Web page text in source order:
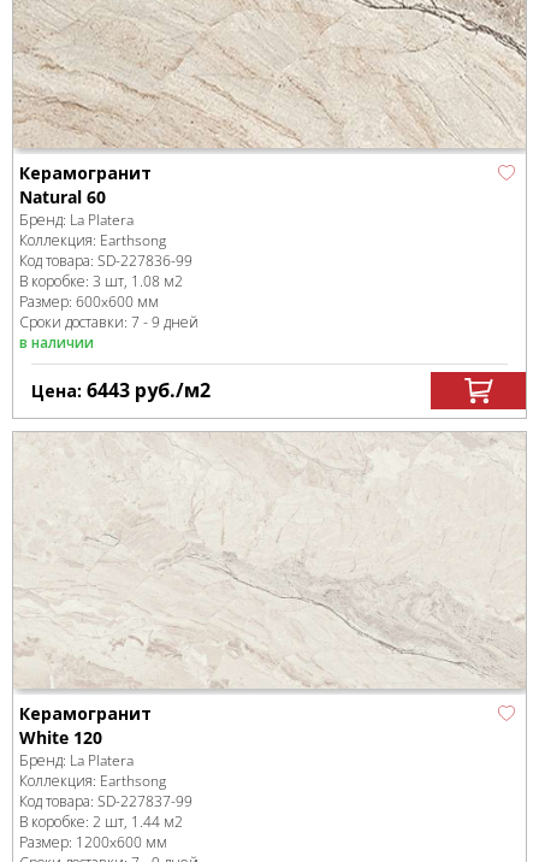
Керамогранит
Natural 60
Бренд: La Platera
Коллекция: Earthsong
Код товара: SD-227836-99
В коробке: 3 шт, 1.08 м2
Размер: 600x600 мм
Сроки доставки: 7 - 9 дней
в наличии
Цена: 6443 руб./м2
Керамогранит
White 120
Бренд: La Platera
Коллекция: Earthsong
Код товара: SD-227837-99
В коробке: 2 шт, 1.44 м2
Размер: 1200x600 мм